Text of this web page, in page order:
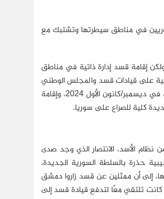
السوريين في مناطق سيطرتها وتشتبك مع
ولكن إقامة قسد إدارة ذاتية في مناطق
على قيادات قسد والمجلس الوطني
الكردي إلى غاية 2020، أية نتائج فعلية. ولكن نجاح الثوار السوريين في إدلب في إطاحة نظام الأسد، في ديسمبر/كانون الأول 2024، وإقامة
كلية للصراع على سوريا.
نظام الأسد، الانتصار الذي وجد صدى
حذرة بالسلطة السورية الجديدة،
إلى أن ممثلين عن قسد زاروا دمشق
ملموسة. ولكن عدة عوامل كانت تلتقي معًا لتدفع قيادة قسد إلى